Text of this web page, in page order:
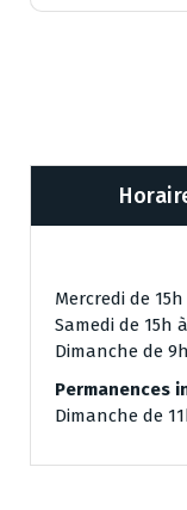
Mercredi de
Samedi de 15h
Dimanche de
Permanences
Dimanche de